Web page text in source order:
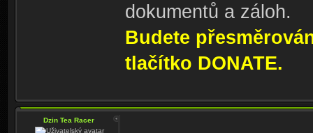
dokumentů a záloh.
Budete
tlačítko DONATE.
Dzin Tea Racer